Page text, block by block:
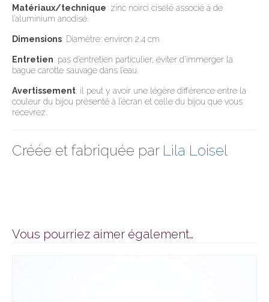
Matériaux/technique: zinc noirci ciselé associé à de
l’aluminium anodisé.
Dimensions: Diamètre: environ 2.4 cm
Entretien: pas d’entretien particulier, éviter d’immerger la
bague carotte sauvage dans l’eau.
Avertissement: il peut y avoir une légère différence entre la
couleur du bijou présenté à l’écran et celle du bijou que vous
recevrez.
Créée et fabriquée par Lila Loisel
Vous pourriez aimer également…